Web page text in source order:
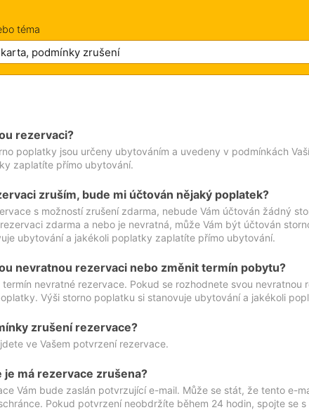
téma
rezervaci?
poplatky jsou určeny ubytováním a uvedeny v podmínkách
zaplatíte přímo ubytování.
zruším, bude mi účtován nějaký poplatek?
s možností zrušení zdarma, nebude Vám účtován žádný
zdarma a nebo je nevratná, může Vám být účtován
ubytování a jakékoli poplatky zaplatíte přímo ubytování.
nevratnou rezervaci nebo změnit termín pobytu?
termín nevratné rezervace. Pokud se rozhodnete svou nevratnou
Výši storno poplatku si stanovuje ubytování a jakékoli
zrušení rezervace?
ve Vašem potvrzení rezervace.
je má rezervace zrušena?
Vám bude zaslán potvrzující e-mail. Může se stát, že tento e-
Pokud potvrzení neobdržíte během 24 hodin, spojte se